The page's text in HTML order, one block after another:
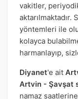
vakitler,
yöntemleri ile
kolayca
harmanlayıp,
Diyanet'e ait
Artvin - Şavşat
namaz